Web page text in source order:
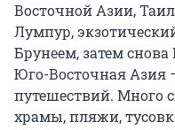
Восточной Азии,
Лумпур,
Брунеем, затем снова
Юго-Восточная Азия
путешествий. Много
храмы, пляжи,